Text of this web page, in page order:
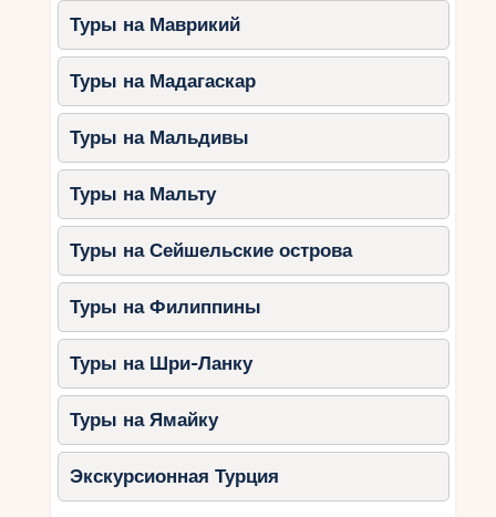
Туры на Маврикий
Туры на Мадагаскар
Туры на Мальдивы
Туры на Мальту
Туры на Сейшельские острова
Туры на Филиппины
Туры на Шри-Ланку
Туры на Ямайку
Экскурсионная Турция